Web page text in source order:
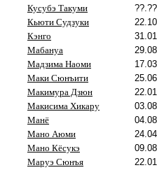
Кусубэ Такуми
Кьюти Судзуки
Кэнго
Мабануа
Мадзима Наоми
Маки Сюнъити
Макимура Дзюн
Макисима Хикару
Манё
Мано Аюми
Мано Кёсукэ
Маруэ Сюнъя